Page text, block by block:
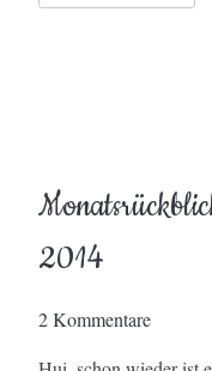
2014
2 Kommentare